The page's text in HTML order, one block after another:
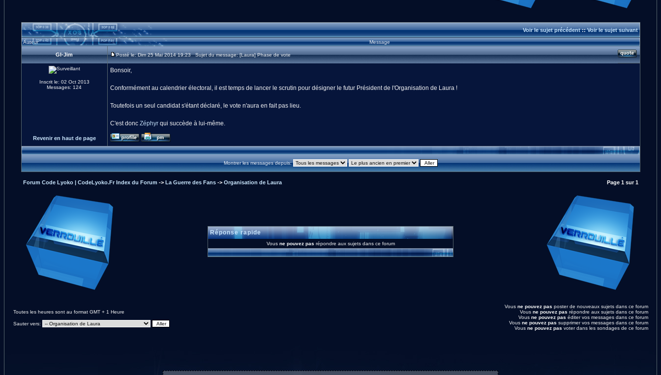
Voir le sujet précédent::Voir le sujet suivant
Auteur Message
GI-Jim Posté le: Dim 25 Mai 2014 19:23 Sujet du message: [Laura] Phase de vote
Inscrit le: 02 Oct 2013
Messages: 124
Bonsoir,
Conformément au calendrier électoral, il est temps de lancer le scrutin pour désigner le futur Président de l'Organisation de Laura !
Toutefois un seul candidat s'étant déclaré, le vote n'aura en fait pas lieu.
C'est donc Zéphyrqui succède à lui-même.
Revenir en haut de page
Montrer les messages depuis:
Forum Code Lyoko | CodeLyoko.Fr Index du Forum -> La Guerre des Fans-> Organisation de Laura Page 1sur1
Réponse rapide
Vous ne pouvez pas répondre aux sujets dans ce forum
Toutes les heures sont au format GMT + 1 Heure
Sauter vers:
Vous ne pouvez pas poster de nouveaux sujets dans ce forum
Vous ne pouvez pas répondre aux sujets dans ce forum
Vous ne pouvez pas éditer vos messages dans ce forum
Vous ne pouvez pas supprimer vos messages dans ce forum
Vous ne pouvez pas voter dans les sondages de ce forum